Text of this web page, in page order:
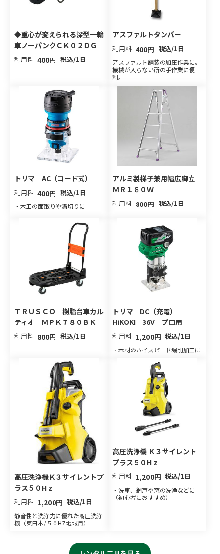
◆重心が変えられる深型一輪
車ノーパンクＣＫ０２ＤＧ
利用料 400円 税込/1日
アスファルトタンパー
利用料 400円 税込/1日
アスファルト舗装の加圧作業に。
機械が入らない所の手作業に便
利。
トリマ AC（コード式）
利用料 400円 税込/1日
・木工の面取りや溝切りに
アルミ製梯子兼用幅広脚立
ＭＲ１８０Ｗ
利用料 800円 税込/1日
ＴＲＵＳＣＯ 樹脂台車カル
ティオ ＭＰＫ７８０ＢＫ
利用料 800円 税込/1日
トリマ DC（充電）
HiKOKI 36V プロ用
利用料 1,200円 税込/1日
・木材のハイスピード堀削加工に
高圧洗浄機Ｋ３サイレントプ
ラス５０Hｚ
利用料 1,200円 税込/1日
静音性と洗浄力に優れた高圧洗浄
機（東日本/５０HZ地域用）
高圧洗浄機 Ｋ３サイレント
プラス５０Hｚ
利用料 1,200円 税込/1日
・洗車、網戸や窓の洗浄などに
（初心者におすすめ）